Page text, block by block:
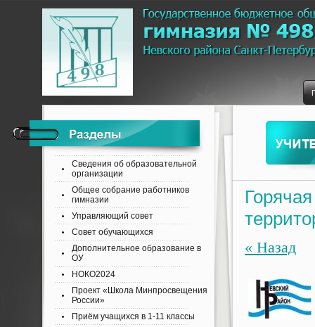
« Назад
Сведения об образовательной
организации
Общее собрание работников
гимназии
Управляющий совет
Совет обучающихся
Дополнительное образование в
ОУ
НОКО2024
Проект «Школа Минпросвещения
России»
Приём учащихся в 1-11 классы